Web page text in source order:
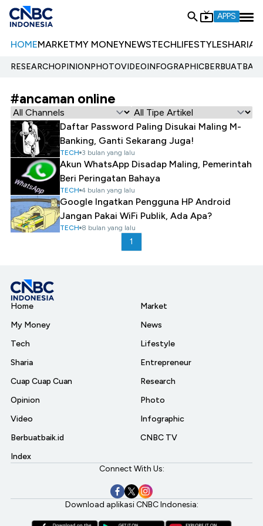
APPS
HOMEMARKETMY MONEYNEWSTECHLIFESTYLESHARIA
RESEARCHOPINIONPHOTOVIDEOINFOGRAPHIC
#ancaman online
Daftar Password Paling Disukai Maling M-
Banking, Ganti Sekarang Juga!
TECH 3 bulan yang lalu
Akun WhatsApp Disadap Maling, Pemerintah
Beri Peringatan Bahaya
TECH 4 bulan yang lalu
Google Ingatkan Pengguna HP Android
Jangan Pakai WiFi Publik, Ada Apa?
TECH 8 bulan yang lalu
1
Home
My Money
Tech
Sharia
Cuap Cuap Cuan
Opinion
Video
Berbuatbaik.id
Index
Market
News
Lifestyle
Entrepreneur
Research
Photo
Infographic
CNBC TV
Connect With Us:
Download aplikasi CNBC Indonesia: